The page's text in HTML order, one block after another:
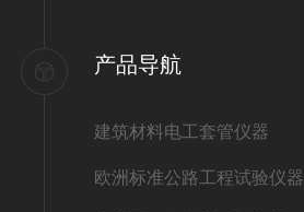
产品导航
建筑材料电工套管仪器
欧洲标准公路工程试验仪器